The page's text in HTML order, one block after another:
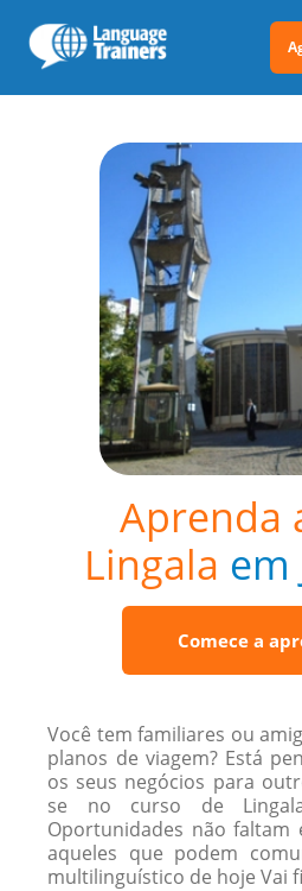
Aprenda
Lingala em
Comece a
Você tem familiares ou
planos de viagem? Está
os seus negócios para
se no curso de
Oportunidades não faltam
aqueles que podem
multilinguístico de hoje Vai